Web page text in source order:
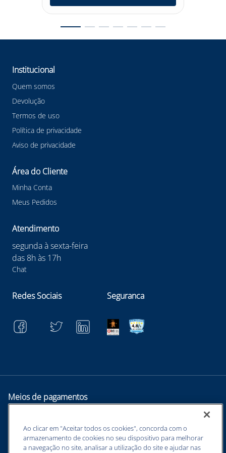
Institucional
Quem somos
Devolução
Termos de uso
Política de privacidade
Aviso de privacidade
Área do Cliente
Minha Conta
Meus Pedidos
Atendimento
segunda à sexta-feira
das 8h às 17h
Chat
Redes Sociais Seguranca
Meios de pagamentos
Ao clicar em "Aceitar todos os cookies", concorda com o
armazenamento de cookies no seu dispositivo para melhorar
a navegação no site, analisar a utilização do site e ajudar nas